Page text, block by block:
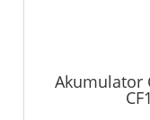
Akumulator